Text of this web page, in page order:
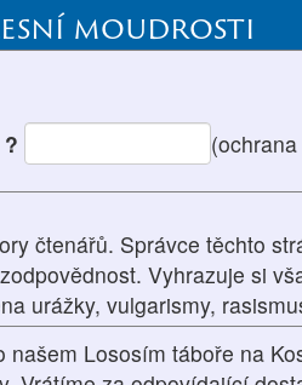
moudrosti
čtenářů. Správce těchto
Vyhrazuje si
urážky, vulgarismy,
našem Lososím táboře na